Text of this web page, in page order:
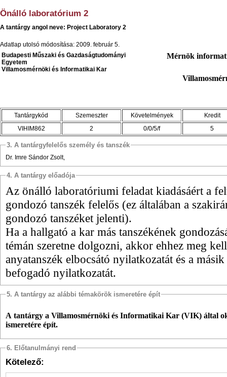
Önálló laboratórium 2
A tantárgy angol neve: Project Laboratory 2
Adatlap utolsó módosítása: 2009. február 5.
Budapesti Műszaki és Gazdaságtudományi
Egyetem
Villamosmérnöki és Informatikai Kar
Mérnök
Tantárgykód Szemeszter Követelmények
Kredit
VIHIM862
2 0/0/5/f 5
3. A tantárgyfelelős személy és tanszék
Dr. Imre Sándor Zsolt,
4. A tantárgy előadója
Az önálló laboratóriumi feladat kiadásáért a
gondozó tanszék felelős (ez általában a
gondozó tanszéket jelenti).
Ha a hallgató a kar más tanszékének
témán szeretne dolgozni, akkor ehhez meg
anyatanszék elbocsátó nyilatkozatát és a másik
befogadó nyilatkozatát.
5. A tantárgy az alábbi témakörök ismeretére épít
A tantárgy a Villamosmérnöki és Informatikai Kar (VIK) által
ismeretére épít.
6. Előtanulmányi rend
Kötelező: